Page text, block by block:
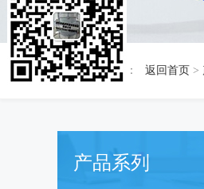
当前位置： 返回首页 >
产品系列